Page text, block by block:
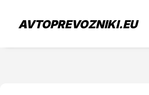
AVTOPREVOZNIKI.EU